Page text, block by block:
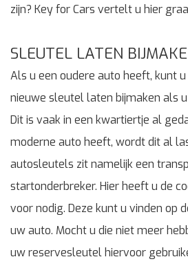
zijn? Key for Cars vertelt u hier
SLEUTEL LATEN
Als u een oudere auto heeft, kunt
nieuwe sleutel laten bijmaken als
Dit is vaak in een kwartiertje al
moderne auto heeft, wordt dit al
autosleutels zit namelijk een
startonderbreker. Hier heeft u de
voor nodig. Deze kunt u vinden op
uw auto. Mocht u die niet meer
uw reservesleutel hiervoor